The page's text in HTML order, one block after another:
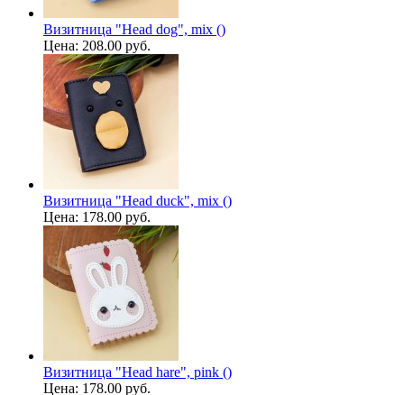
Визитница "Head dog", mix ()
Цена: 208.00 руб.
Визитница "Head duck", mix ()
Цена: 178.00 руб.
Визитница "Head hare", pink ()
Цена: 178.00 руб.